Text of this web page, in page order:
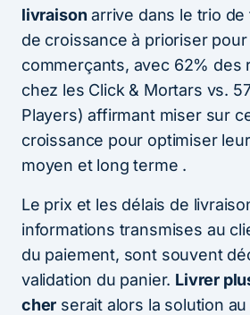
livraison arrive dans le trio
de croissance à prioriser
commerçants, avec 62% des
chez les Click & Mortars vs.
Players) affirmant miser sur
croissance pour optimiser
moyen et long terme .
Le prix et les délais de
informations transmises au
du paiement, sont souvent
validation du panier. Livrer
cher serait alors la solution